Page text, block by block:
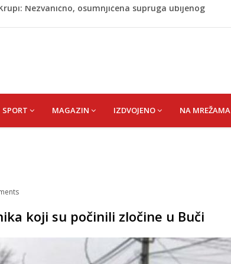
Senija – Sena
obilježavanja godišnjice: "Doživjela sam poniženje
sinu"
Nezvanično, osumnjičena supruga ubijenog
SPORT MAGAZIN IZDVOJENO NA MREŽAMA
koji su počinili zločine u Buči